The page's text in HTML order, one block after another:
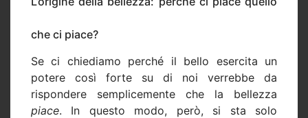
che ci piace?
Se ci chiediamo perché il bello esercita un
potere così forte su di noi verrebbe da
rispondere semplicemente che la bellezza
piace. In questo modo, però, si sta solo